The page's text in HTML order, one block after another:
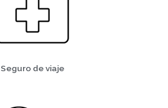
Seguro de viaje